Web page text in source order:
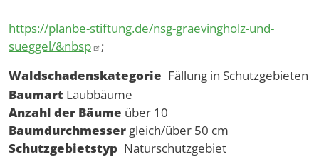
https://planbe-stiftung.de/nsg-graevingholz-und-
sueggel/&nbsp
;
Waldschadenskategorie Fällung in Schutzgebieten
Baumart Laubbäume
Anzahl der Bäume über 10
Baumdurchmesser gleich/über 50 cm
Schutzgebietstyp Naturschutzgebiet